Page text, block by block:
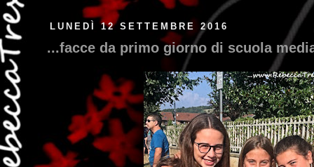
LUNEDÌ 12 SETTEMBRE 2016
...facce da primo giorno di scuola